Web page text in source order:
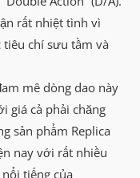
rất nhiệt tình vì
chí sưu tầm và
mê dòng dao này
giá cả phải chăng
sản phẩm Replica
nay với rất nhiều
tiếng của